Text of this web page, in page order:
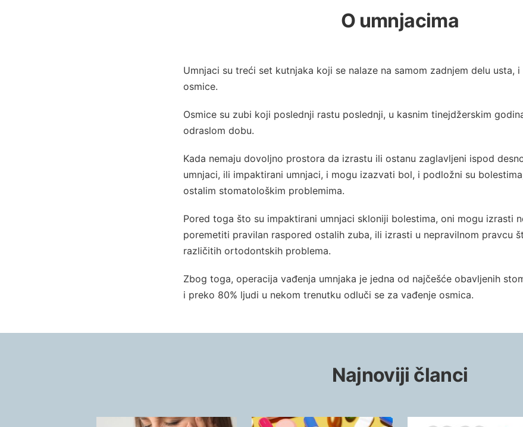
O umnjacima
Umnjaci su treći set kutnjaka koji se nalaze na samom zadnjem delu usta,
osmice.
Osmice su zubi koji poslednji rastu poslednji, u kasnim tinejdžerskim
odraslom dobu.
Kada nemaju dovoljno prostora da izrastu ili ostanu zaglavljeni ispod
umnjaci, ili impaktirani umnjaci, i mogu izazvati bol, i podložni su
ostalim stomatološkim problemima.
Pored toga što su impaktirani umnjaci skloniji bolestima, oni mogu izrasti
poremetiti pravilan raspored ostalih zuba, ili izrasti u nepravilnom pravcu
različitih ortodontskih problema.
Zbog toga, operacija vađenja umnjaka je jedna od najčešće obavljenih
i preko 80% ljudi u nekom trenutku odluči se za vađenje osmica.
Najnoviji članci